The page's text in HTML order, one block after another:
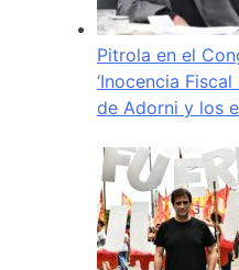
Pitrola en el
‘Inocencia
de Adorni y los